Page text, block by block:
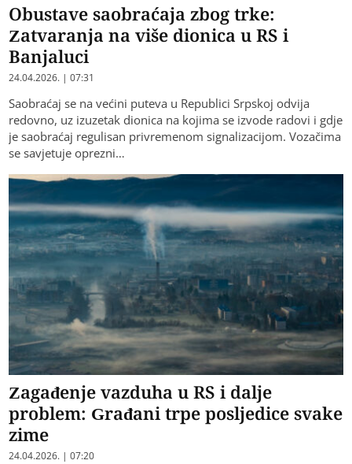
Obustave saobraćaja zbog trke:
Zatvaranja na više dionica u RS i
Banjaluci
24.04.2026. | 07:31
Saobraćaj se na većini puteva u Republici Srpskoj odvija
redovno, uz izuzetak dionica na kojima se izvode radovi i gdje
je saobraćaj regulisan privremenom signalizacijom. Vozačima
se savjetuje oprezni…
Zagađenje vazduha u RS i dalje
problem: Građani trpe posljedice svake
zime
24.04.2026. | 07:20